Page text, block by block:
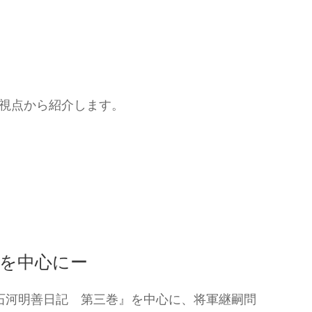
点から紹介します。
中心にー
河明善日記 第三巻』を中心に、将軍継嗣問